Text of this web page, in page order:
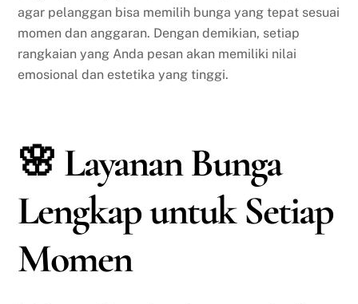
agar pelanggan bisa memilih bunga yang tepat sesuai
momen dan anggaran. Dengan demikian, setiap
rangkaian yang Anda pesan akan memiliki nilai
emosional dan estetika yang tinggi.
🌸 Layanan Bunga
Lengkap untuk Setiap
Momen